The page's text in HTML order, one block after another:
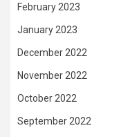
February 2023
January 2023
December 2022
November 2022
October 2022
September 2022